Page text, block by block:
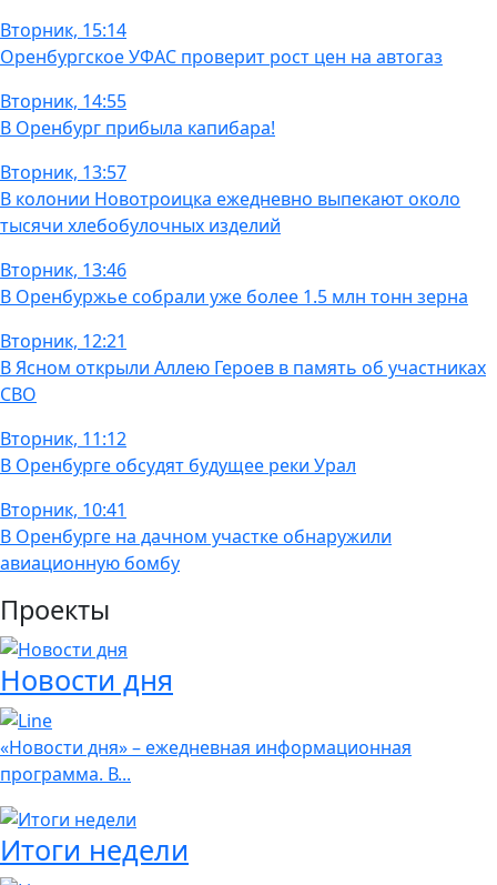
Вторник, 15:14
Оренбургское УФАС проверит рост цен на автогаз
Вторник, 14:55
В Оренбург прибыла капибара!
Вторник, 13:57
В колонии Новотроицка ежедневно выпекают около
тысячи хлебобулочных изделий
Вторник, 13:46
В Оренбуржье собрали уже более 1.5 млн тонн зерна
Вторник, 12:21
В Ясном открыли Аллею Героев в память об участниках
СВО
Вторник, 11:12
В Оренбурге обсудят будущее реки Урал
Вторник, 10:41
В Оренбурге на дачном участке обнаружили
авиационную бомбу
Проекты
Новости дня
«Новости дня» – ежедневная информационная
программа. В...
Итоги недели